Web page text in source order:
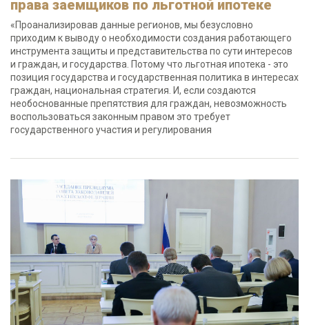
права заемщиков по льготной ипотеке
«Проанализировав данные регионов, мы безусловно
приходим к выводу о необходимости создания работающего
инструмента защиты и представительства по сути интересов
и граждан, и государства. Потому что льготная ипотека - это
позиция государства и государственная политика в интересах
граждан, национальная стратегия. И, если создаются
необоснованные препятствия для граждан, невозможность
воспользоваться законным правом это требует
государственного участия и регулирования